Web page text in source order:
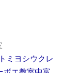
トミヨシウクレ